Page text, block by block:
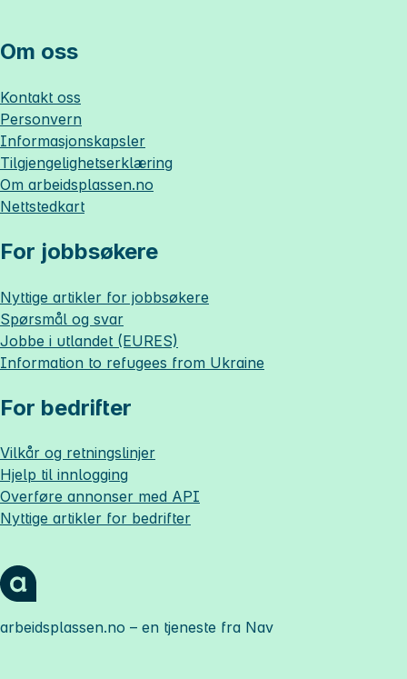
Om oss
Kontakt oss
Personvern
Informasjonskapsler
Tilgjengelighetserklæring
Om arbeidsplassen.no
Nettstedkart
For jobbsøkere
Nyttige artikler for jobbsøkere
Spørsmål og svar
Jobbe i utlandet (EURES)
Information to refugees from Ukraine
For bedrifter
Vilkår og retningslinjer
Hjelp til innlogging
Overføre annonser med API
Nyttige artikler for bedrifter
arbeidsplassen.no – en tjeneste fra Nav